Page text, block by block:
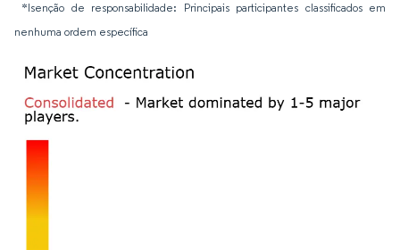
*Isenção de responsabilidade: Principais participantes classificados em
nenhuma ordem específica